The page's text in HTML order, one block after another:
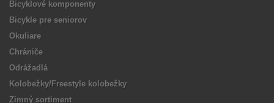
Bicyklové komponenty
Bicykle pre seniorov
Okuliare
Chrániče
Odrážadlá
Kolobežky/Freestyle kolobežky
Zimný sortiment